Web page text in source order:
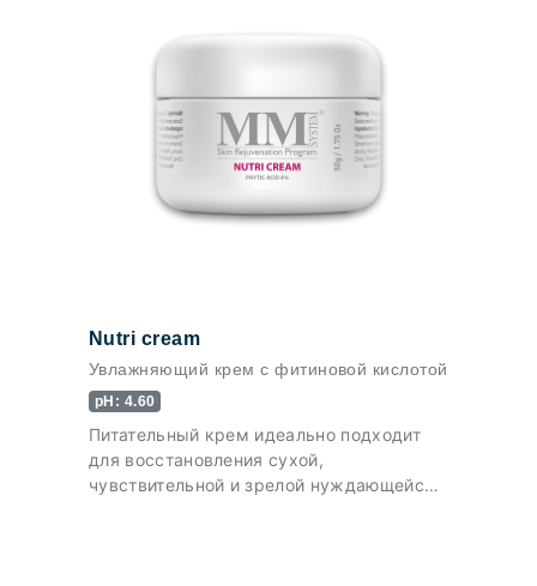
Nutri cream
Увлажняющий крем с фитиновой кислотой
pH: 4.60
Питательный крем идеально подходит
для восстановления сухой,
чувствительной и зрелой нуждающейся